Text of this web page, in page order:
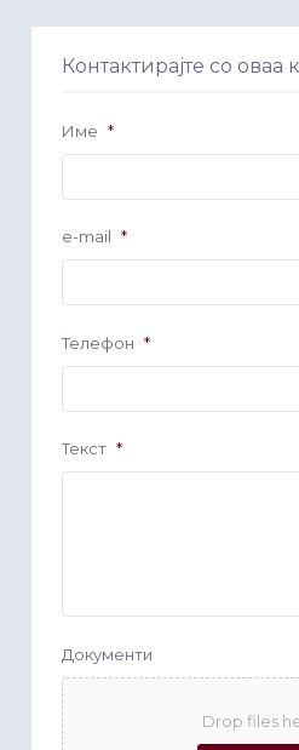
Контактирајте со оваа
Име *
e-mail *
Телефон *
Текст *
Документи
Drop files